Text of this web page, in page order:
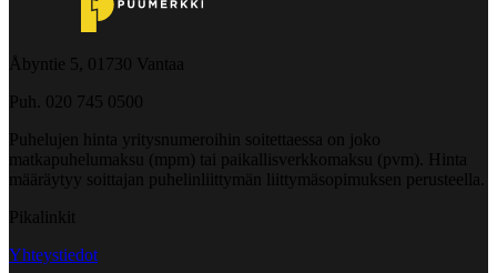
Åbyntie 5, 01730 Vantaa
Puh. 020 745 0500
Puhelujen hinta yritysnumeroihin soitettaessa on joko
matkapuhelumaksu (mpm) tai paikallisverkkomaksu (pvm). Hinta
määräytyy soittajan puhelinliittymän liittymäsopimuksen perusteella.
Pikalinkit
Yhteystiedot